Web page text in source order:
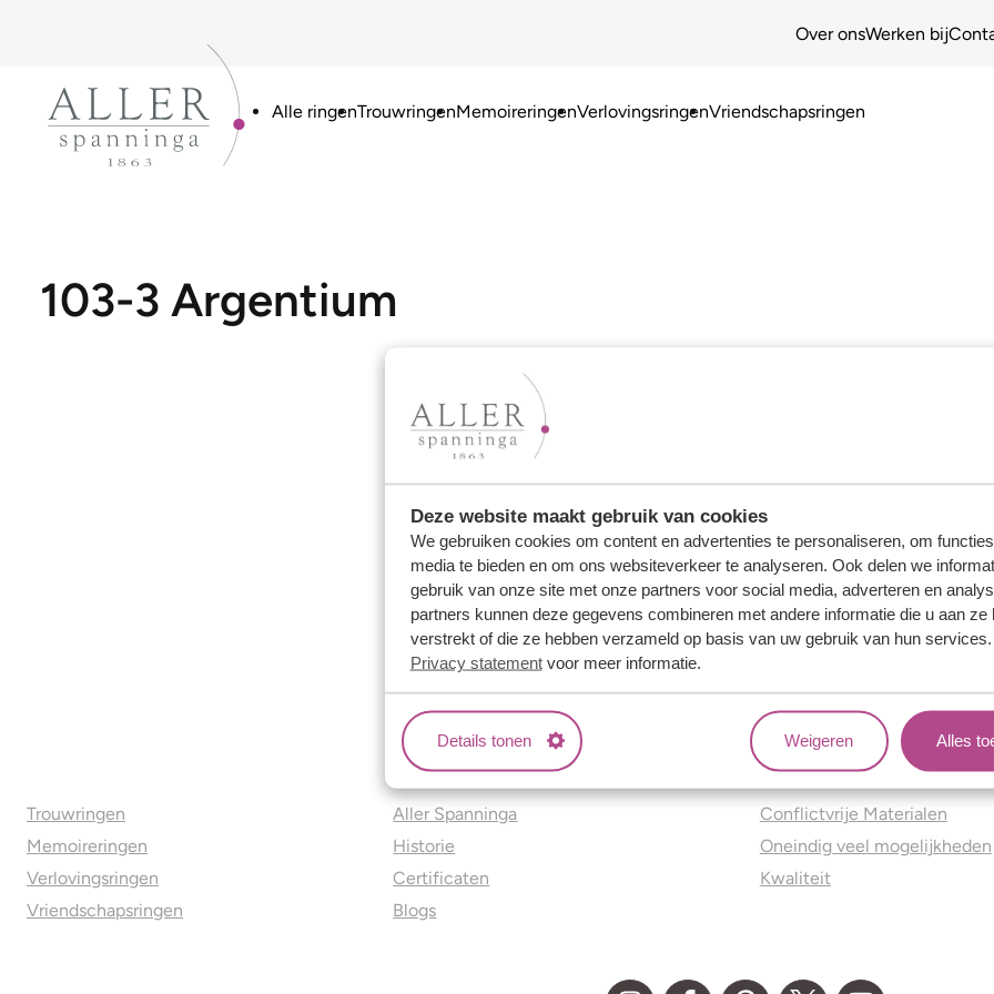
Deze website maakt gebruik van cookies
We gebruiken cookies om content en advertenties te personaliseren, om
media te bieden en om ons websiteverkeer te analyseren. Ook delen we
gebruik van onze site met onze partners voor social media, adverteren en
partners kunnen deze gegevens combineren met andere informatie die u aan ze
verstrekt of die ze hebben verzameld op basis van uw gebruik van hun
Privacy statementvoor meer informatie.
Details tonen Weigeren Alles
Over onsWerken bij
Alle ringenTrouwringenMemoireringenVerlovingsringenVriendschapsringen
103-3 Argentium
Trouwringen
Memoireringen
Verlovingsringen
Vriendschapsringen
Over ons
Aller Spanninga
Historie
Certificaten
Blogs
Jouw voordelen
Conflictvrije Materialen
Oneindig veel mogelijkheden
Kwaliteit